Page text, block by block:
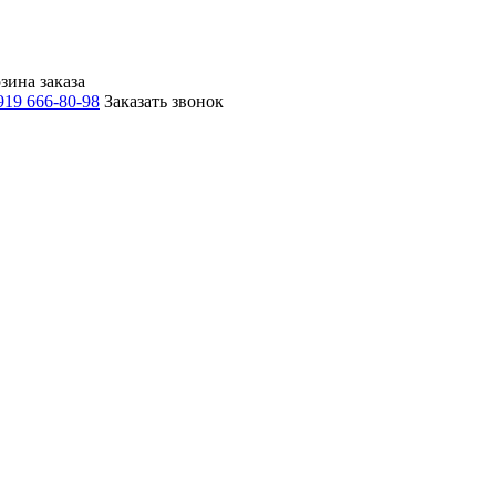
заказа
666-80-98 Заказать звонок